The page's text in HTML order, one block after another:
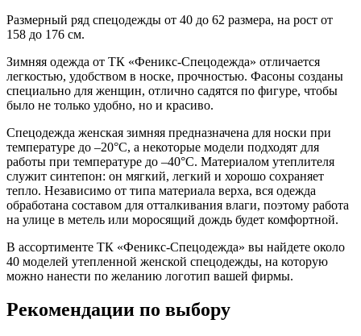
Размерный ряд спецодежды от 40 до 62 размера, на рост от
158 до 176 см.
Зимняя одежда от ТК «Феникс-Спецодежда» отличается
легкостью, удобством в носке, прочностью. Фасоны созданы
специально для женщин, отлично садятся по фигуре, чтобы
было не только удобно, но и красиво.
Спецодежда женская зимняя предназначена для носки при
температуре до –20°С, а некоторые модели подходят для
работы при температуре до –40°С. Материалом утеплителя
служит синтепон: он мягкий, легкий и хорошо сохраняет
тепло. Независимо от типа материала верха, вся одежда
обработана составом для отталкивания влаги, поэтому работа
на улице в метель или моросящий дождь будет комфортной.
В ассортименте ТК «Феникс-Спецодежда» вы найдете около
40 моделей утепленной женской спецодежды, на которую
можно нанести по желанию логотип вашей фирмы.
Рекомендации по выбору